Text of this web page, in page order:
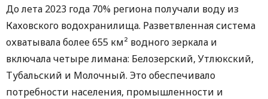
До лета 2023 года 70% региона получали воду из
Каховского водохранилища. Разветвленная система
охватывала более 655 км² водного зеркала и
включала четыре лимана: Белозерский, Утлюкский,
Тубальский и Молочный. Это обеспечивало
потребности населения, промышленности и